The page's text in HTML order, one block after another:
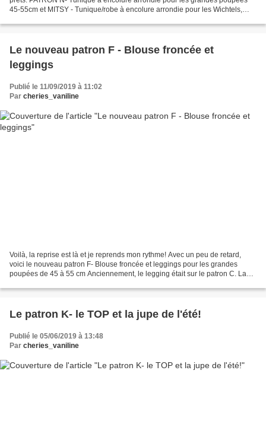
45-55cm et MITSY - Tunique/robe à encolure arrondie pour les Wichtels,
Le nouveau patron F - Blouse froncée et
leggings
Publié le 11/09/2019 à 11:02
Par cheries_vaniline
Voilà, la reprise est là et je reprends mon rythme! Avec un peu de retard,
voici le nouveau patron F- Blouse froncée et leggings pour les grandes
poupées de 45 à 55 cm Anciennement, le legging était sur le patron C. La
Le patron K- le TOP et la jupe de l'été!
Publié le 05/06/2019 à 13:48
Par cheries_vaniline